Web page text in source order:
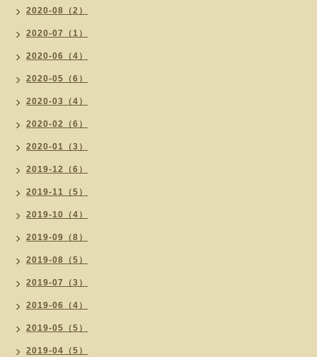
2020-08（2）
2020-07（1）
2020-06（4）
2020-05（6）
2020-03（4）
2020-02（6）
2020-01（3）
2019-12（6）
2019-11（5）
2019-10（4）
2019-09（8）
2019-08（5）
2019-07（3）
2019-06（4）
2019-05（5）
2019-04（5）